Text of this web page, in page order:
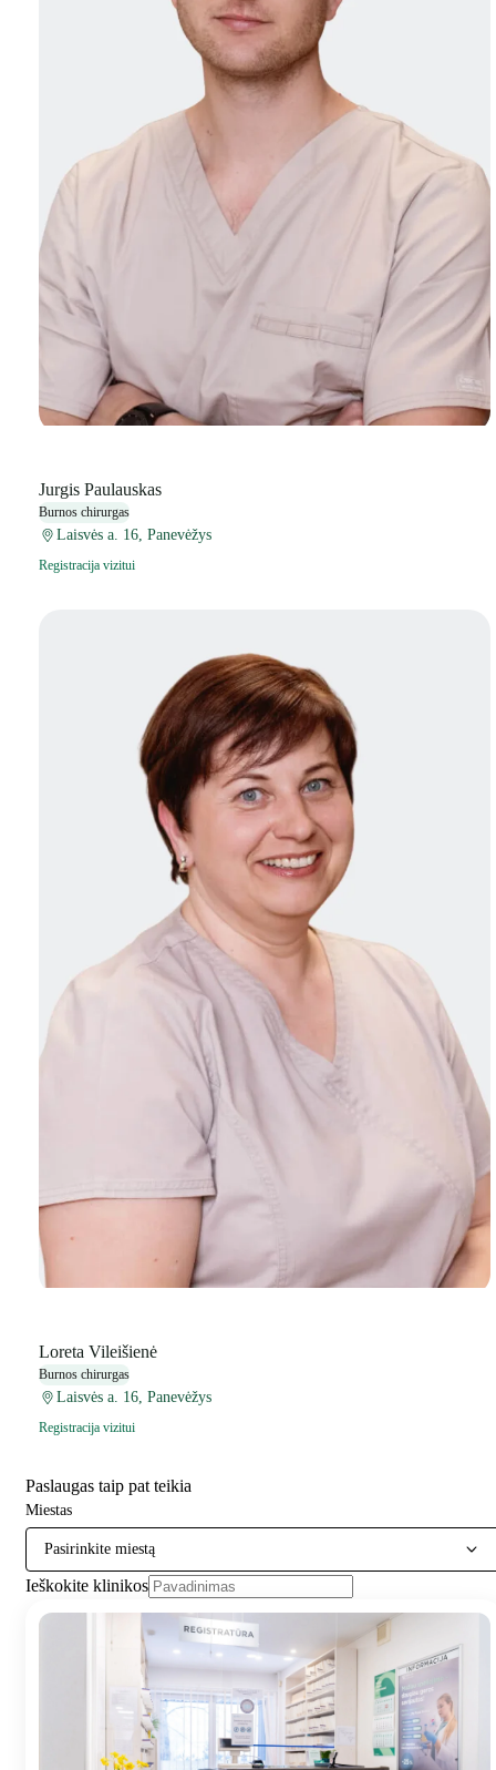
Jurgis Paulauskas
Burnos chirurgas
Laisvės a. 16, Panevėžys
Registracija vizitui
Loreta Vileišienė
Burnos chirurgas
Laisvės a. 16, Panevėžys
Registracija vizitui
Paslaugas taip pat teikia
Miestas
Pasirinkite miestą
Ieškokite klinikos